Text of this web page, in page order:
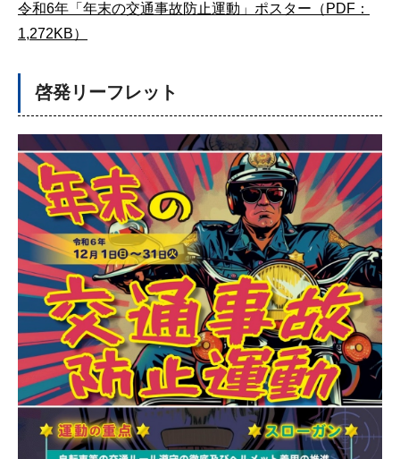
令和6年「年末の交通事故防止運動」ポスター（PDF：
1,272KB）
啓発リーフレット